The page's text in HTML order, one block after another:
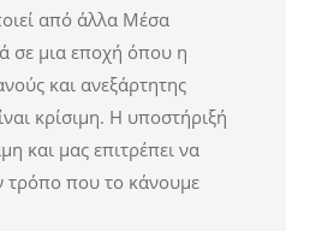
από άλλα Μέσα
σε μια εποχή όπου η
και ανεξάρτητης
κρίσιμη. Η υποστήριξή
και μας επιτρέπει να
τρόπο που το κάνουμε